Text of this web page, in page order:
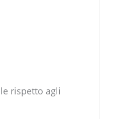
rispetto agli